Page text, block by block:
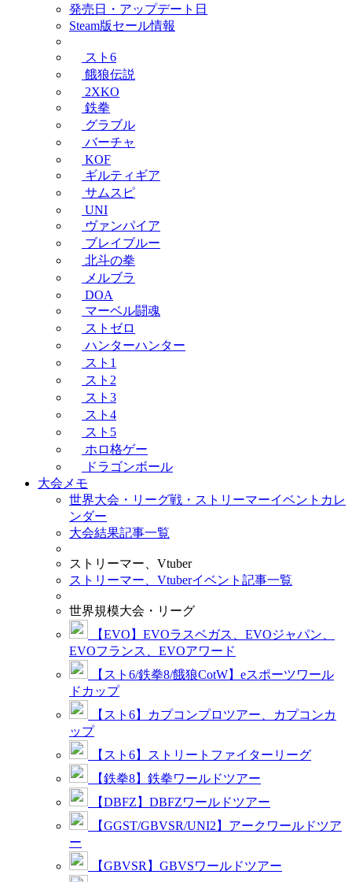
発売日・アップデート日
Steam版セール情報
スト6
餓狼伝説
2XKO
鉄拳
グラブル
バーチャ
KOF
ギルティギア
サムスピ
UNI
ヴァンパイア
ブレイブルー
北斗の拳
メルブラ
DOA
マーベル闘魂
ストゼロ
ハンターハンター
スト1
スト2
スト3
スト4
スト5
ホロ格ゲー
ドラゴンボール
大会メモ
世界大会・リーグ戦・ストリーマーイベントカレ
ンダー
大会結果記事一覧
ストリーマー、Vtuber
ストリーマー、Vtuberイベント記事一覧
世界規模大会・リーグ
【EVO】EVOラスベガス、EVOジャパン、
EVOフランス、EVOアワード
【スト6/鉄拳8/餓狼CotW】eスポーツワール
ドカップ
【スト6】カプコンプロツアー、カプコンカ
ップ
【スト6】ストリートファイターリーグ
【鉄拳8】鉄拳ワールドツアー
【DBFZ】DBFZワールドツアー
【GGST/GBVSR/UNI2】アークワールドツア
ー
【GBVSR】GBVSワールドツアー